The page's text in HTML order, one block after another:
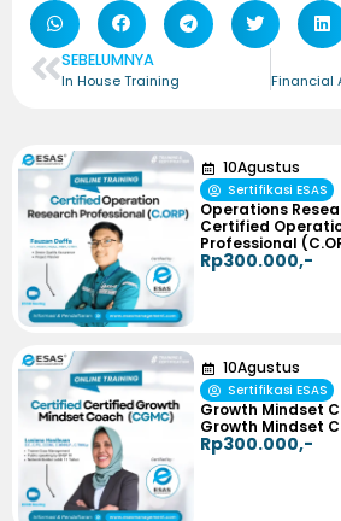
SEBELUMNYA
In House Training
10Agustus
Sertifikasi ESAS
Operations
Certified
Professional
Rp300.000,-
10Agustus
Sertifikasi ESAS
Growth Mindset
Growth Mindset
Rp300.000,-